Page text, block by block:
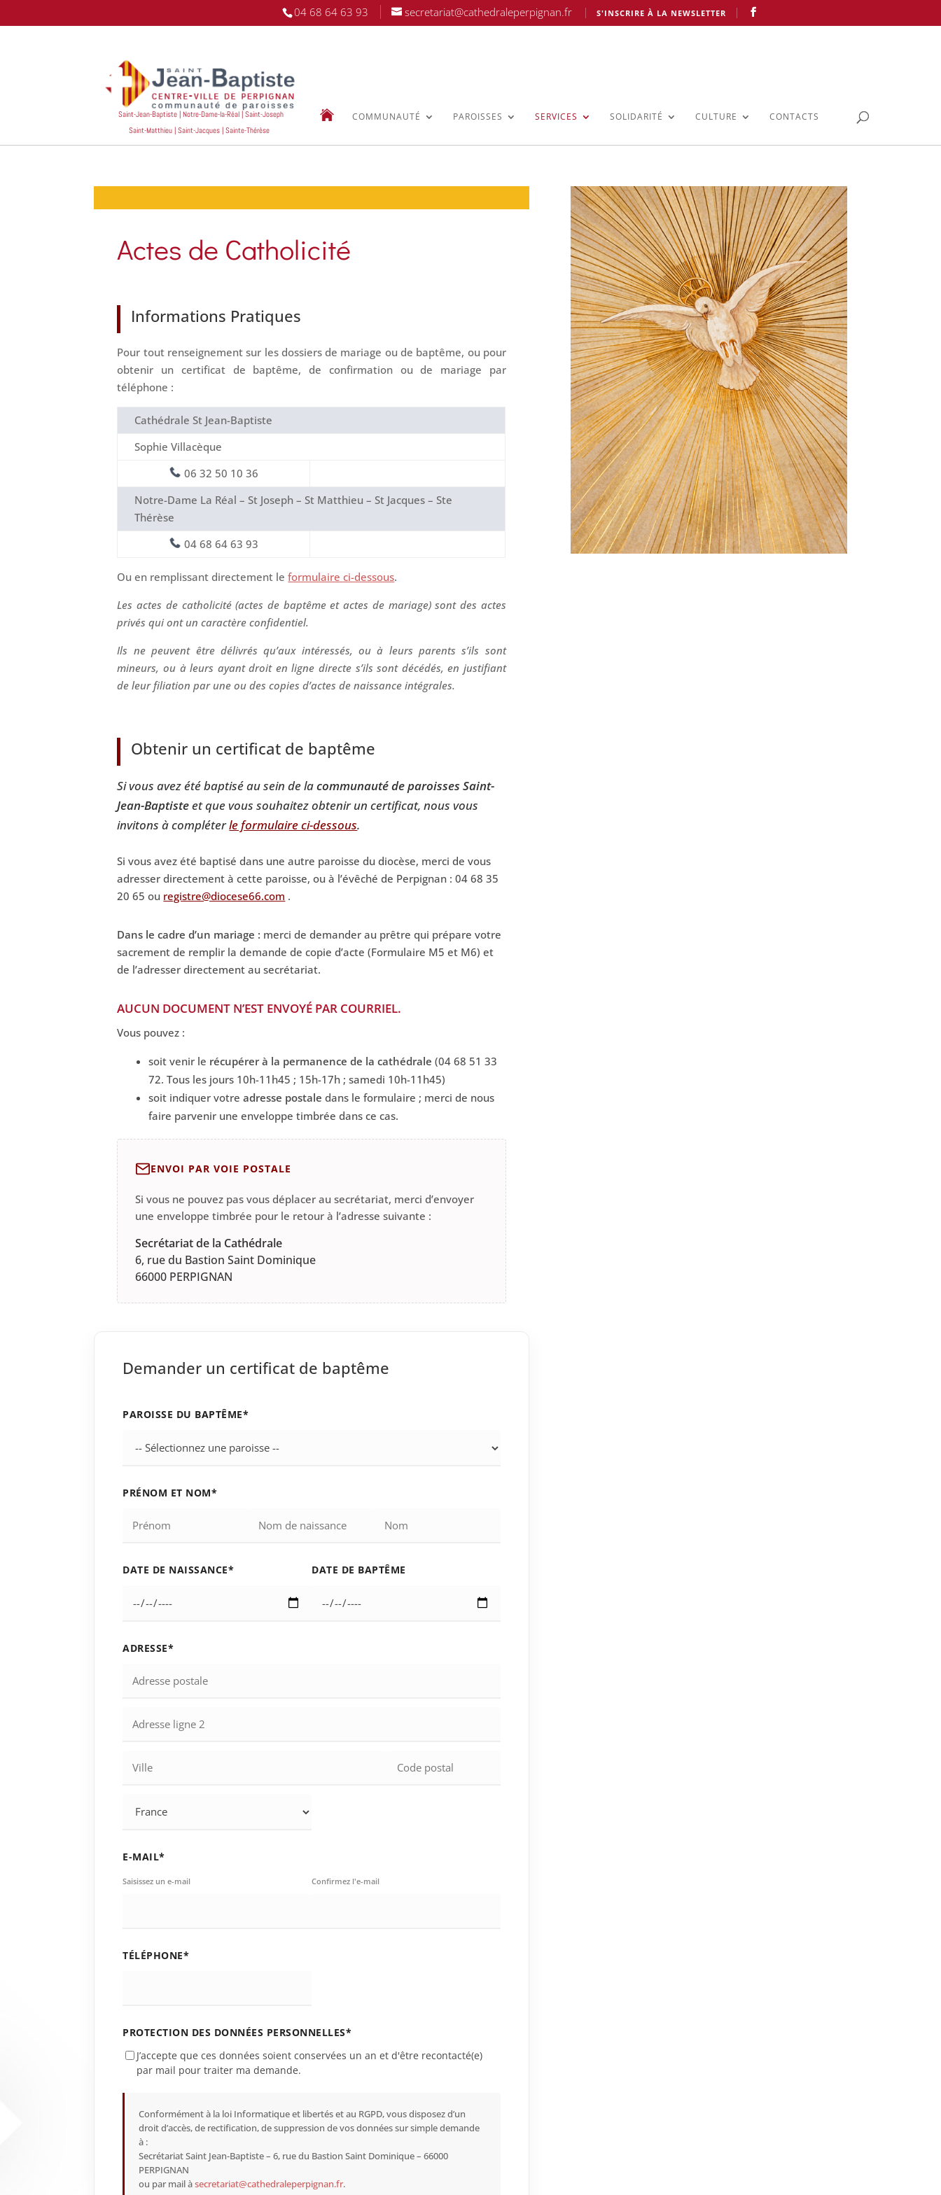
04 68 64 63 93 secretariat@cathedraleperpignan.fr S'INSCRIRE À LA NEWSLETTER
Saint-Jean-Baptiste | Notre-Dame-la-Réal | Saint-Joseph
Saint-Matthieu | Saint-Jacques | Sainte-Thérèse
COMMUNAUTÉ PAROISSES SERVICES SOLIDARITÉ CULTURE CONTACTS
Actes de Catholicité
Informations Pratiques
Pour tout renseignement sur les dossiers de mariage ou de baptême, ou pour
obtenir un certificat de baptême, de confirmation ou de mariage par
téléphone :
Cathédrale St Jean-Baptiste
Sophie Villacèque
06 32 50 10 36
Notre-Dame La Réal – St Joseph – St Matthieu – St Jacques – Ste
Thérèse
04 68 64 63 93
Ou en remplissant directement leformulaire ci-dessous.
Les actes de catholicité (actes de baptême et actes de mariage) sont des actes
privés qui ont un caractère confidentiel.
Ils ne peuvent être délivrés qu’aux intéressés, ou à leurs parents s’ils sont
mineurs, ou à leurs ayant droit en ligne directe s’ils sont décédés, en justifiant
de leur filiation par une ou des copies d’actes de naissance intégrales.
Obtenir un certificat de baptême
Si vous avez été baptisé au sein de lacommunauté de paroisses Saint-
Jean-Baptisteet que vous souhaitez obtenir un certificat, nous vous
invitons à compléterle formulaire ci-dessous.
Si vous avez été baptisé dans une autre paroisse du diocèse, merci de vous
adresser directement à cette paroisse, ou à l’évêché de Perpignan : 04 68 35
20 65 ou registre@diocese66.com .
Dans le cadre d’un mariage : merci de demander au prêtre qui prépare votre
sacrement de remplir la demande de copie d’acte (Formulaire M5 et M6) et
de l’adresser directement au secrétariat.
AUCUN DOCUMENT N’EST ENVOYÉ PAR COURRIEL.
Vous pouvez :
soit venir le récupérer à la permanence de la cathédrale (04 68 51 33
72. Tous les jours 10h-11h45 ; 15h-17h ; samedi 10h-11h45)
soit indiquer votre adresse postale dans le formulaire ; merci de nous
faire parvenir une enveloppe timbrée dans ce cas.
ENVOI PAR VOIE POSTALE
Si vous ne pouvez pas vous déplacer au secrétariat, merci d’envoyer
une enveloppe timbrée pour le retour à l’adresse suivante :
Secrétariat de la Cathédrale
6, rue du Bastion Saint Dominique
66000 PERPIGNAN
Demander un certificat de baptême
PAROISSE DU BAPTÊME*
PRÉNOM ET NOM*
DATE DE NAISSANCE* DATE DE BAPTÊME
ADRESSE*
E-MAIL*
Saisissez un e-mail Confirmez l'e-mail
TÉLÉPHONE*
PROTECTION DES DONNÉES PERSONNELLES*
J’accepte que ces données soient conservées un an et d'être recontacté(e)
par mail pour traiter ma demande.
Conformément à la loi Informatique et libertés et au RGPD, vous disposez d’un
droit d’accès, de rectification, de suppression de vos données sur simple demande
à :
Secrétariat Saint Jean-Baptiste – 6, rue du Bastion Saint Dominique – 66000
PERPIGNAN
ou par mail àsecretariat@cathedraleperpignan.fr.